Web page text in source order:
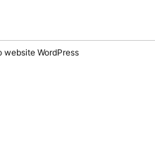
WordPress